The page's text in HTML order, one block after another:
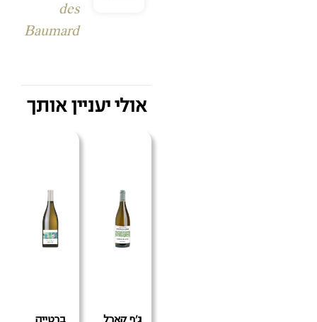
des
Baumard
אולי יעניין אותך
ג'ף קארל
ברטייה